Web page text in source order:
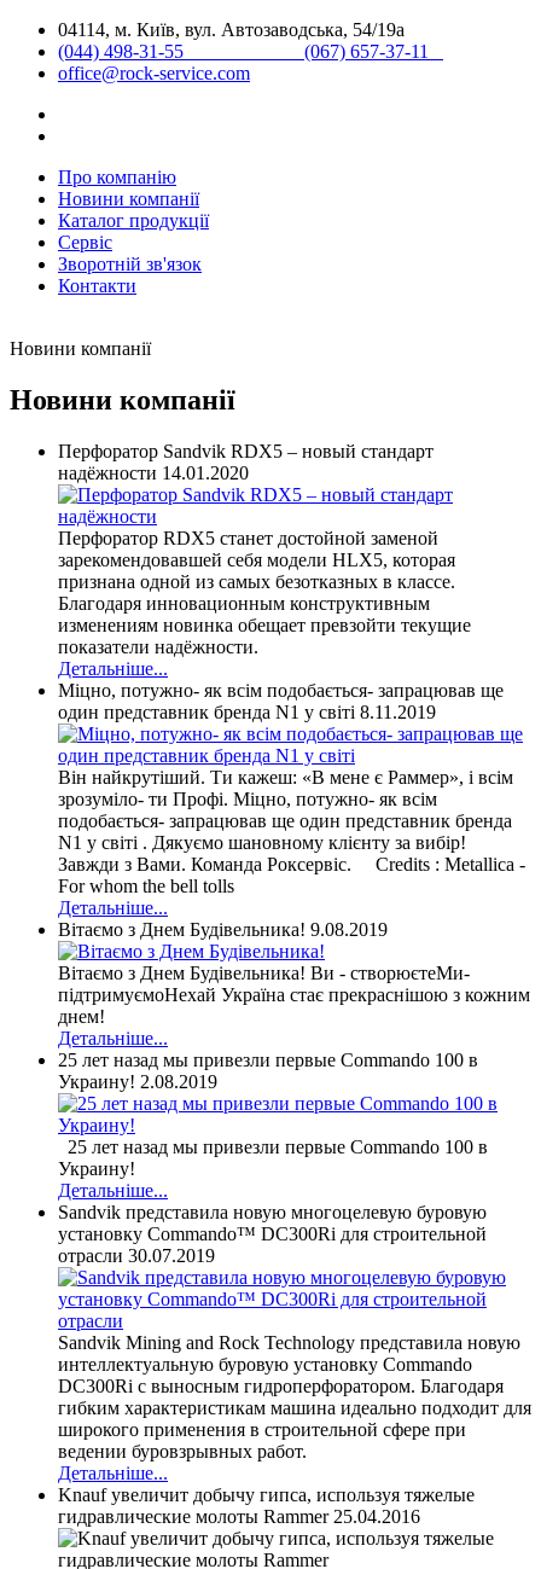
04114, м. Київ, вул. Автозаводська, 54/19а
(044) 498-31-55 (067) 657-37-11
office@rock-service.com
Про компанію
Новини компанії
Каталог продукції
Сервіс
Зворотній зв'язок
Контакти
Новини компанії
Новини компанії
Перфоратор Sandvik RDX5 – новый стандарт
надёжности 14.01.2020
Перфоратор RDX5 станет достойной заменой
зарекомендовавшей себя модели HLX5, которая
признана одной из самых безотказных в классе.
Благодаря инновационным конструктивным
изменениям новинка обещает превзойти текущие
показатели надёжности.
Детальніше...
Міцно, потужно- як всім подобається- запрацював ще
один представник бренда N1 у світі 8.11.2019
Він найкрутіший. Ти кажеш: «В мене є Раммер», і всім
зрозуміло- ти Профі. Міцно, потужно- як всім
подобається- запрацював ще один представник бренда
N1 у світі . Дякуємо шановному клієнту за вибір!
Завжди з Вами. Команда Роксервіс. Credits : Metallica -
For whom the bell tolls
Детальніше...
Вітаємо з Днем Будівельника! 9.08.2019
Вітаємо з Днем Будівельника! Ви - створюєтеМи-
підтримуємоНехай Україна стає прекраснішою з кожним
днем!
Детальніше...
25 лет назад мы привезли первые Commando 100 в
Украину! 2.08.2019
25 лет назад мы привезли первые Commando 100 в
Украину!
Детальніше...
Sandvik представила новую многоцелевую буровую
установку Commando™ DC300Ri для строительной
отрасли 30.07.2019
Sandvik Mining and Rock Technology представила новую
интеллектуальную буровую установку Commando
DC300Ri с выносным гидроперфоратором. Благодаря
гибким характеристикам машина идеально подходит для
широкого применения в строительной сфере при
ведении буровзрывных работ.
Детальніше...
Knauf увеличит добычу гипса, используя тяжелые
гидравлические молоты Rammer 25.04.2016